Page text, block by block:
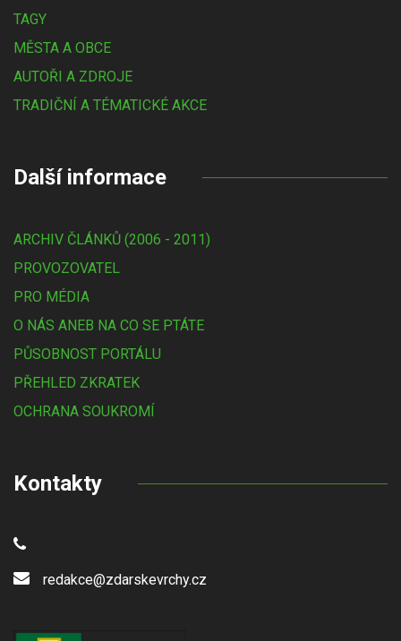
TAGY
MĚSTA A OBCE
AUTOŘI A ZDROJE
TRADIČNÍ A TÉMATICKÉ AKCE
Další informace
ARCHIV ČLÁNKŮ (2006 - 2011)
PROVOZOVATEL
PRO MÉDIA
O NÁS ANEB NA CO SE PTÁTE
PŮSOBNOST PORTÁLU
PŘEHLED ZKRATEK
OCHRANA SOUKROMÍ
Kontakty
redakce@zdarskevrchy.cz